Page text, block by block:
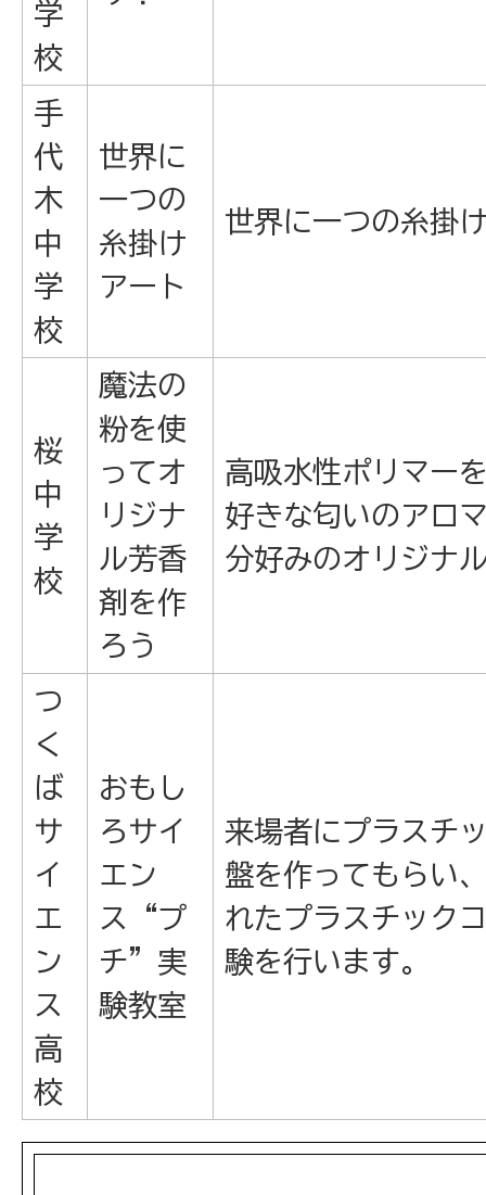
学
校
手
代
木
中
学
校
世界に
一つの
糸掛け
アート
世界に一つの糸掛
桜
中
学
校
魔法の
粉を使
ってオ
リジナ
ル芳香
剤を作
ろう
高吸水性ポリマー
好きな匂いのアロ
分好みのオリジナ
つ
く
ば
サ
イ
エ
ン
ス
高
校
おもし
ろサイ
エン
ス“プ
チ”実
験教室
来場者にプラスチ
盤を作ってもらい
れたプラスチック
験を行います。